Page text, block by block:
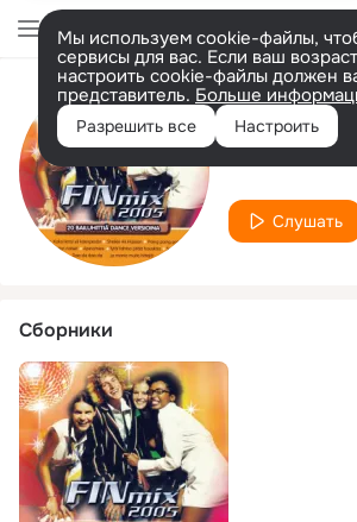
Мы используем cookie-файлы,
сервисы для вас. Если ваш
настроить cookie-файлы должен
представитель. Больше
Разрешить все Настроить
Исполнитель
McDarwin
Слушать
Сборники